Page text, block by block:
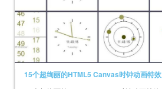
15个超绚丽的HTML5 Canvas时钟动画特效